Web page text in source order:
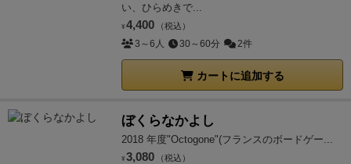
い、ひらめきで...
¥ 4,400 （税込）
3～6人 30～60分 2件
カートに追加する
ぼくらなかよし
2018 年度"Octogone"(フランスのボードゲー...
¥ 3,080 （税込）